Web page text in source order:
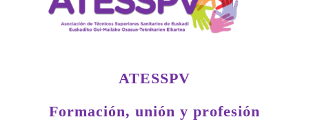
ATESSPV
Formación, unión y profesión